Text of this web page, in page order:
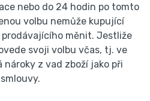
nebo do 24 hodin po tomto
volbu nemůže kupující
měnit. Jestliže
svoji volbu včas, tj. ve
z vad zboží jako při